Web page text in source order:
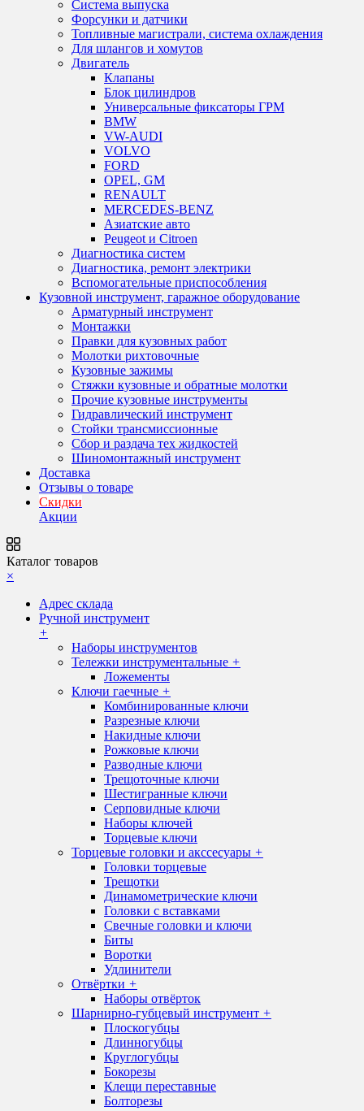
Система выпуска
Форсунки и датчики
Топливные магистрали, система охлаждения
Для шлангов и хомутов
Двигатель
Клапаны
Блок цилиндров
Универсальные фиксаторы ГРМ
BMW
VW-AUDI
VOLVO
FORD
OPEL, GM
RENAULT
MERCEDES-BENZ
Азиатские авто
Peugeot и Citroen
Диагностика систем
Диагностика, ремонт электрики
Вспомогательные приспособления
Кузовной инструмент, гаражное оборудование
Арматурный инструмент
Монтажки
Правки для кузовных работ
Молотки рихтовочные
Кузовные зажимы
Стяжки кузовные и обратные молотки
Прочие кузовные инструменты
Гидравлический инструмент
Стойки трансмиссионные
Сбор и раздача тех жидкостей
Шиномонтажный инструмент
Доставка
Отзывы о товаре
Скидки
Акции
Каталог товаров
×
Адрес склада
Ручной инструмент
+
Наборы инструментов
Тележки инструментальные +
Ложементы
Ключи гаечные +
Комбинированные ключи
Разрезные ключи
Накидные ключи
Рожковые ключи
Разводные ключи
Трещоточные ключи
Шестигранные ключи
Серповидные ключи
Наборы ключей
Торцевые ключи
Торцевые головки и акссесуары +
Головки торцевые
Трещотки
Динамометрические ключи
Головки с вставками
Свечные головки и ключи
Биты
Воротки
Удлинители
Отвёртки +
Наборы отвёрток
Шарнирно-губцевый инструмент +
Плоскогубцы
Длинногубцы
Круглогубцы
Бокорезы
Клещи переставные
Болторезы